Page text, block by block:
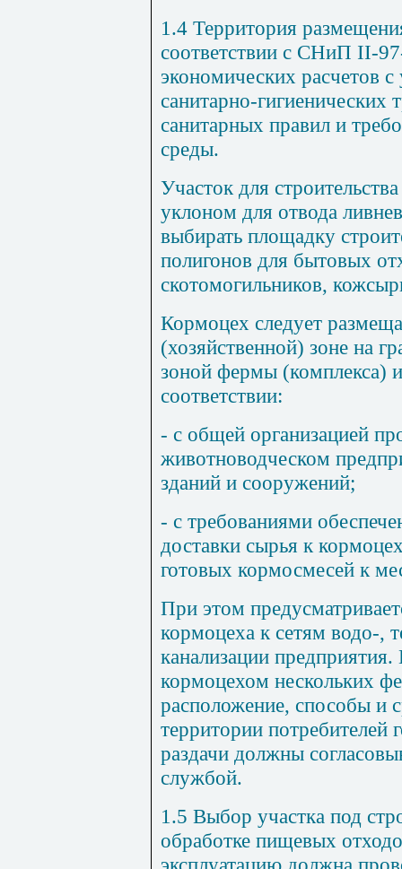
1.4 Территория
соответствии с СНиП II-
экономических расчетов
санитарно-гигиенических
санитарных правил и
среды.
Участок для
уклоном для отвода
выбирать площадку
полигонов для бытовых
скотомогильников,
Кормоцех следует
(хозяйственной) зоне на
зоной фермы (комплекса)
соответствии:
- с общей организацией
животноводческом
зданий и сооружений;
- с требованиями
доставки сырья к
готовых кормосмесей к
При этом
кормоцеха к сетям водо-,
канализации
кормоцехом нескольких
расположение, способы и
территории потребителей
раздачи должны
службой.
1.5 Выбор участка под
обработке пищевых
эксплуатацию должна